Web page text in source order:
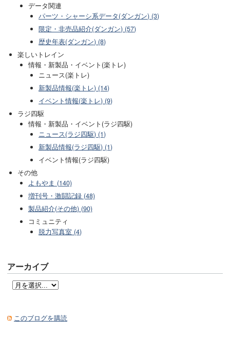
データ関連
パーツ・シャーシ系データ(ダンガン) (3)
限定・非売品紹介(ダンガン) (57)
歴史年表(ダンガン) (8)
楽しいトレイン
情報・新製品・イベント(楽トレ)
ニュース(楽トレ)
新製品情報(楽トレ) (14)
イベント情報(楽トレ) (9)
ラジ四駆
情報・新製品・イベント(ラジ四駆)
ニュース(ラジ四駆) (1)
新製品情報(ラジ四駆) (1)
イベント情報(ラジ四駆)
その他
よもやま (140)
増刊号・激闘記録 (48)
製品紹介(その他) (90)
コミュニティ
脱力写真室 (4)
アーカイブ
このブログを購読